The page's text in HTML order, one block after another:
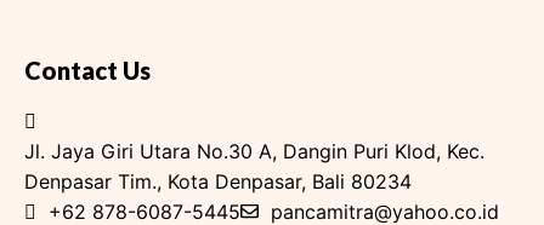
Contact Us
Jl. Jaya Giri Utara No.30 A, Dangin Puri Klod, Kec.
Denpasar Tim., Kota Denpasar, Bali 80234
+62 878-6087-5445
pancamitra@yahoo.co.id